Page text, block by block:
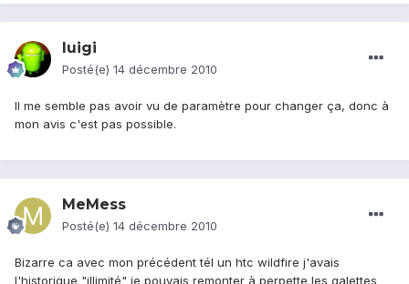
luigi
Posté(e) 14 décembre 2010
Il me semble pas avoir vu de paramètre pour changer ça, donc à
mon avis c'est pas possible.
MeMess
Posté(e) 14 décembre 2010
Bizarre ca avec mon précédent tél un htc wildfire j'avais
l'historique "illimité" je pouvais remonter à perpette les galettes